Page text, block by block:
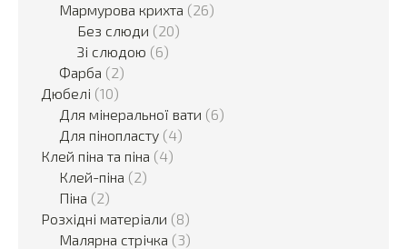
Мармурова крихта (26)
Без слюди (20)
Зі слюдою (6)
Фарба (2)
Дюбелі (10)
Для мінеральної вати (6)
Для пінопласту (4)
Клей піна та піна (4)
Клей-піна (2)
Піна (2)
Розхідні матеріали (8)
Малярна стрічка (3)